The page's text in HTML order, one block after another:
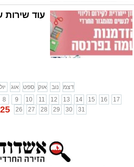
עוד שירות
יול אוג ספט אוק נוב
דצמ
8 9 10 11 12 13 14 15 16
17
25 26 27 28 29 30 31